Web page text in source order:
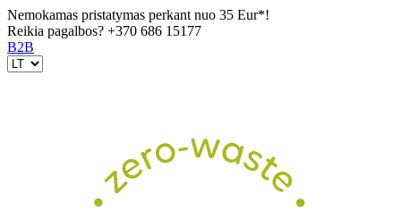
Nemokamas pristatymas perkant nuo 35 Eur*!
Reikia pagalbos? +370 686 15177
B2B